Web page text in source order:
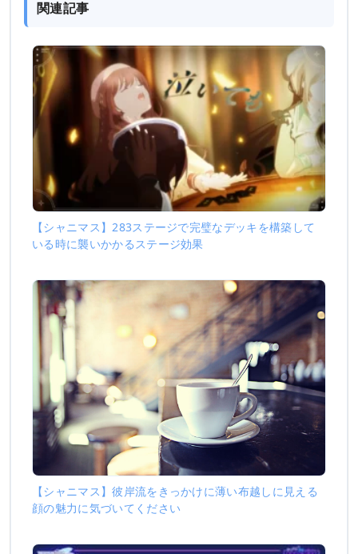
関連記事
【シャニマス】283ステージで完璧なデッキを構築して
いる時に襲いかかるステージ効果
【シャニマス】彼岸流をきっかけに薄い布越しに見える
顔の魅力に気づいてください